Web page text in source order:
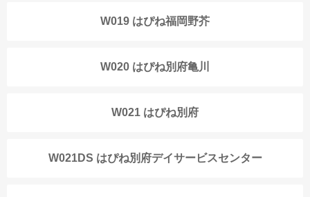
W019 はぴね福岡野芥
W020 はぴね別府亀川
W021 はぴね別府
W021DS はぴね別府デイサービスセンター